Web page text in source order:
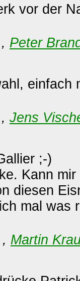
vor der
Peter
einfach
Jens
;-)
Kann
diesen
mal was
Martin